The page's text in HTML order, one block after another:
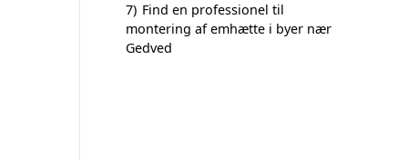
7) Find en professionel til
montering af emhætte i byer nær
Gedved